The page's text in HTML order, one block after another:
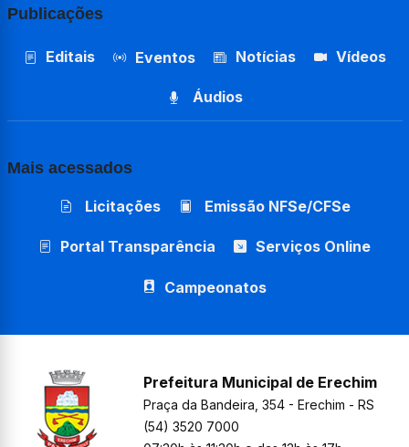
Publicações
Editais Eventos Notícias Vídeos
Áudios
Mais acessados
Licitações Emissão NFSe/CFSe
Portal Transparência Serviços Online
Campeonatos
Prefeitura Municipal de Erechim
Praça da Bandeira, 354 - Erechim - RS
(54) 3520 7000